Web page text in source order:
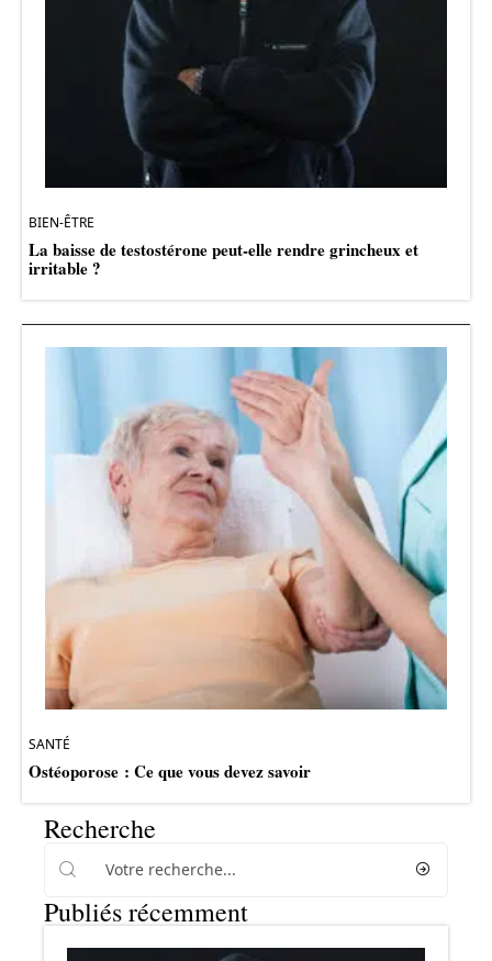
BIEN-ÊTRE
La baisse de testostérone peut-elle rendre grincheux et
irritable ?
SANTÉ
Ostéoporose : Ce que vous devez savoir
Recherche
Publiés récemment